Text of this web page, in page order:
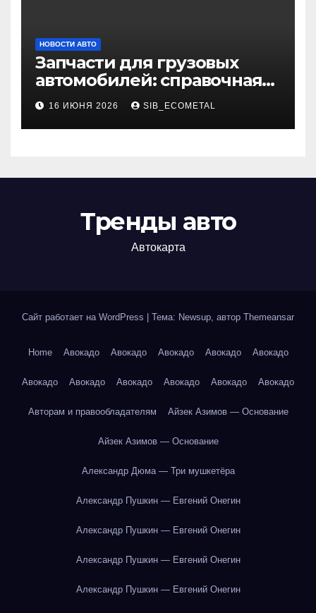
НОВОСТИ АВТО
Запчасти для грузовых
автомобилей: справочная
база по корейским и
японским моделям
16 ИЮНЯ 2026 SIB_ECOMETAL
Тренды авто
Автокарта
Сайт работает на WordPress Тема: Newsup, автор Themeansar
Home Авокадо Авокадо Авокадо Авокадо Авокадо
Авокадо Авокадо Авокадо Авокадо Авокадо Авокадо
Авторам и правообладателям Айзек Азимов — Основание
Айзек Азимов — Основание
Александр Дюма — Три мушкетёра
Александр Пушкин — Евгений Онегин
Александр Пушкин — Евгений Онегин
Александр Пушкин — Евгений Онегин
Александр Пушкин — Евгений Онегин